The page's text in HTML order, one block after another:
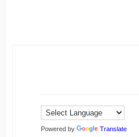
Powered by Translate